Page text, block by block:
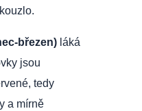
březen)láká
jsou
tedy
a mírně